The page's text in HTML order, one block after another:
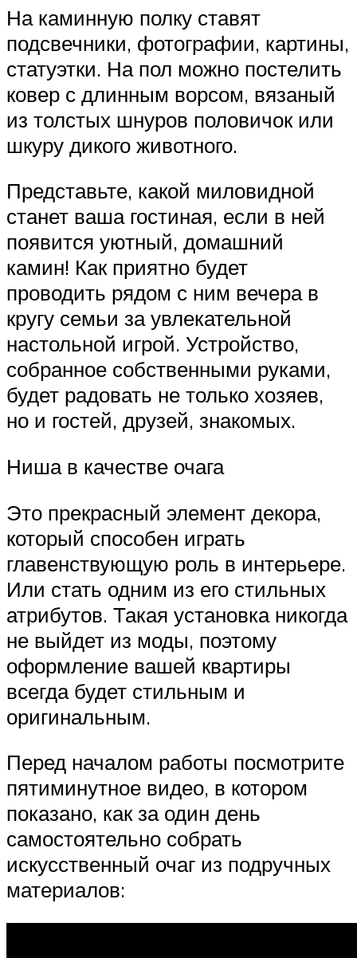
На каминную полку ставят
подсвечники, фотографии, картины,
статуэтки. На пол можно постелить
ковер с длинным ворсом, вязаный
из толстых шнуров половичок или
шкуру дикого животного.
Представьте, какой миловидной
станет ваша гостиная, если в ней
появится уютный, домашний
камин! Как приятно будет
проводить рядом с ним вечера в
кругу семьи за увлекательной
настольной игрой. Устройство,
собранное собственными руками,
будет радовать не только хозяев,
но и гостей, друзей, знакомых.
Ниша в качестве очага
Это прекрасный элемент декора,
который способен играть
главенствующую роль в интерьере.
Или стать одним из его стильных
атрибутов. Такая установка никогда
не выйдет из моды, поэтому
оформление вашей квартиры
всегда будет стильным и
оригинальным.
Перед началом работы посмотрите
пятиминутное видео, в котором
показано, как за один день
самостоятельно собрать
искусственный очаг из подручных
материалов: